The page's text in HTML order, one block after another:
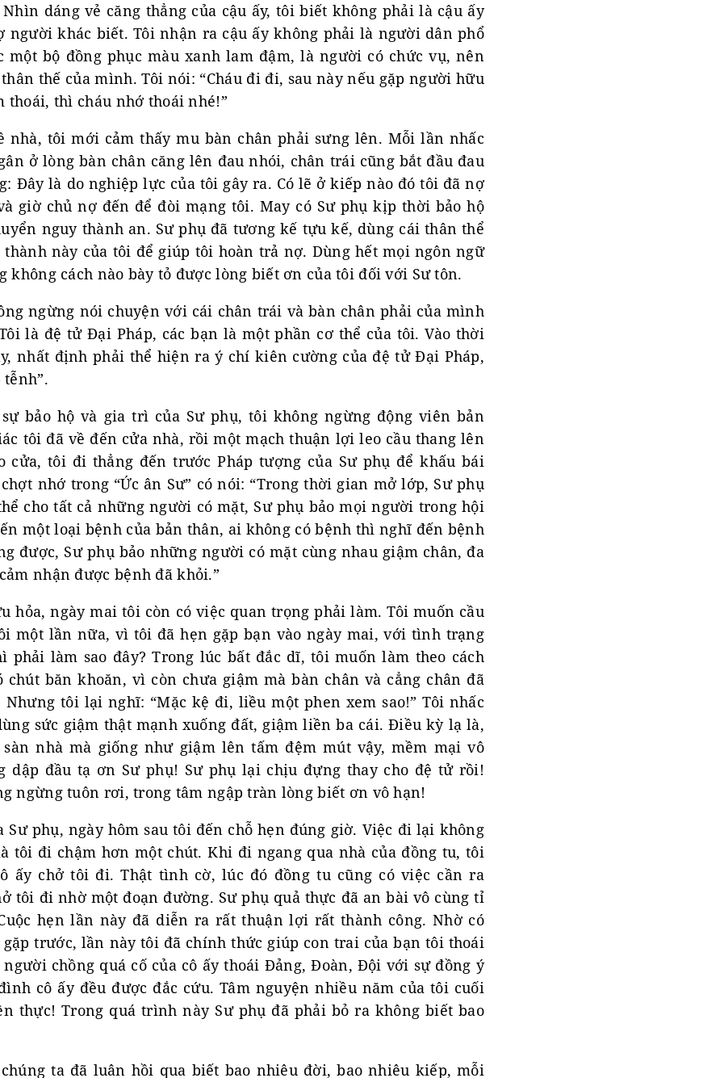
dáng vẻ căng thẳng của cậu ấy, tôi biết không phải là cậu ấy
người khác biết. Tôi nhận ra cậu ấy không phải là người dân phổ
một bộ đồng phục màu xanh lam đậm, là người có chức vụ, nên
thế của mình. Tôi nói: “Cháu đi đi, sau này nếu gặp người hữu
thoái, thì cháu nhớ thoái nhé!”
nhà, tôi mới cảm thấy mu bàn chân phải sưng lên. Mỗi lần nhấc
ở lòng bàn chân căng lên đau nhói, chân trái cũng bắt đầu đau
Đây là do nghiệp lực của tôi gây ra. Có lẽ ở kiếp nào đó tôi đã nợ
giờ chủ nợ đến để đòi mạng tôi. May có Sư phụ kịp thời bảo hộ
nguy thành an. Sư phụ đã tương kế tựu kế, dùng cái thân thể
này của tôi để giúp tôi hoàn trả nợ. Dùng hết mọi ngôn ngữ
không cách nào bày tỏ được lòng biết ơn của tôi đối với Sư tôn.
ngừng nói chuyện với cái chân trái và bàn chân phải của mình
là đệ tử Đại Pháp, các bạn là một phần cơ thể của tôi. Vào thời
nhất định phải thể hiện ra ý chí kiên cường của đệ tử Đại Pháp,
bảo hộ và gia trì của Sư phụ, tôi không ngừng động viên bản
tôi đã về đến cửa nhà, rồi một mạch thuận lợi leo cầu thang lên
cửa, tôi đi thẳng đến trước Pháp tượng của Sư phụ để khấu bái
nhớ trong “Ức ân Sư” có nói: “Trong thời gian mở lớp, Sư phụ
cho tất cả những người có mặt, Sư phụ bảo mọi người trong hội
một loại bệnh của bản thân, ai không có bệnh thì nghĩ đến bệnh
được, Sư phụ bảo những người có mặt cùng nhau giậm chân, đa
nhận được bệnh đã khỏi.”
hỏa, ngày mai tôi còn có việc quan trọng phải làm. Tôi muốn cầu
một lần nữa, vì tôi đã hẹn gặp bạn vào ngày mai, với tình trạng
phải làm sao đây? Trong lúc bất đắc dĩ, tôi muốn làm theo cách
băn khoăn, vì còn chưa giậm mà bàn chân và cẳng chân đã
tôi lại nghĩ: “Mặc kệ đi, liều một phen xem sao!” Tôi nhấc
sức giậm thật mạnh xuống đất, giậm liền ba cái. Điều kỳ lạ là,
sàn nhà mà giống như giậm lên tấm đệm mút vậy, mềm mại vô
dập đầu tạ ơn Sư phụ! Sư phụ lại chịu đựng thay cho đệ tử rồi!
ngừng tuôn rơi, trong tâm ngập tràn lòng biết ơn vô hạn!
Sư phụ, ngày hôm sau tôi đến chỗ hẹn đúng giờ. Việc đi lại không
tôi đi chậm hơn một chút. Khi đi ngang qua nhà của đồng tu, tôi
ấy chở tôi đi. Thật tình cờ, lúc đó đồng tu cũng có việc cần ra
tôi đi nhờ một đoạn đường. Sư phụ quả thực đã an bài vô cùng tỉ
hẹn lần này đã diễn ra rất thuận lợi rất thành công. Nhờ có
trước, lần này tôi đã chính thức giúp con trai của bạn tôi thoái
chồng quá cố của cô ấy thoái Đảng, Đoàn, Đội với sự đồng ý
cô ấy đều được đắc cứu. Tâm nguyện nhiều năm của tôi cuối
thực! Trong quá trình này Sư phụ đã phải bỏ ra không biết bao
ta đã luân hồi qua biết bao nhiêu đời, bao nhiêu kiếp, mỗi